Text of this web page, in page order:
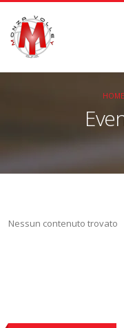
HOME
Nessun contenuto trovato